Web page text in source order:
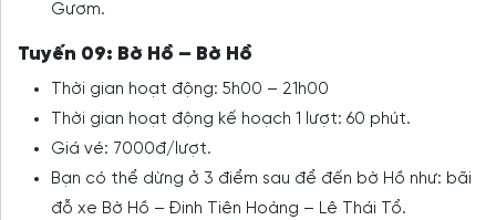
Gươm.
Tuyến 09: Bờ Hồ – Bờ Hồ
Thời gian hoạt động: 5h00 – 21h00
Thời gian hoạt động kế hoạch 1 lượt: 60 phút.
Giá vé: 7000đ/lượt.
Bạn có thể dừng ở 3 điểm sau để đến bờ Hồ như: bãi
đỗ xe Bờ Hồ – Đinh Tiên Hoàng – Lê Thái Tổ.